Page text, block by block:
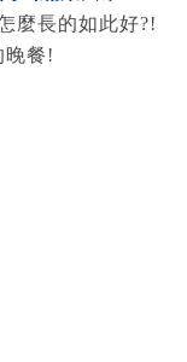
麼長的如此好?!
晚餐!